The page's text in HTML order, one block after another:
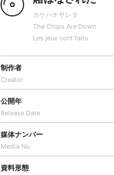
カケハナサレタ
The Chips Are Down
Les jeux sont faits
制作者
Creator
公開年
Release Date
媒体ナンバー
Media No
資料形態